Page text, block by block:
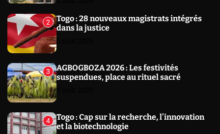
2
Togo : 28 nouveaux magistrats intégrés
dans la justice
3
AGBOGBOZA 2026 : Les festivités
suspendues, place au rituel sacré
4
Togo : Cap sur la recherche, l’innovation
et la biotechnologie